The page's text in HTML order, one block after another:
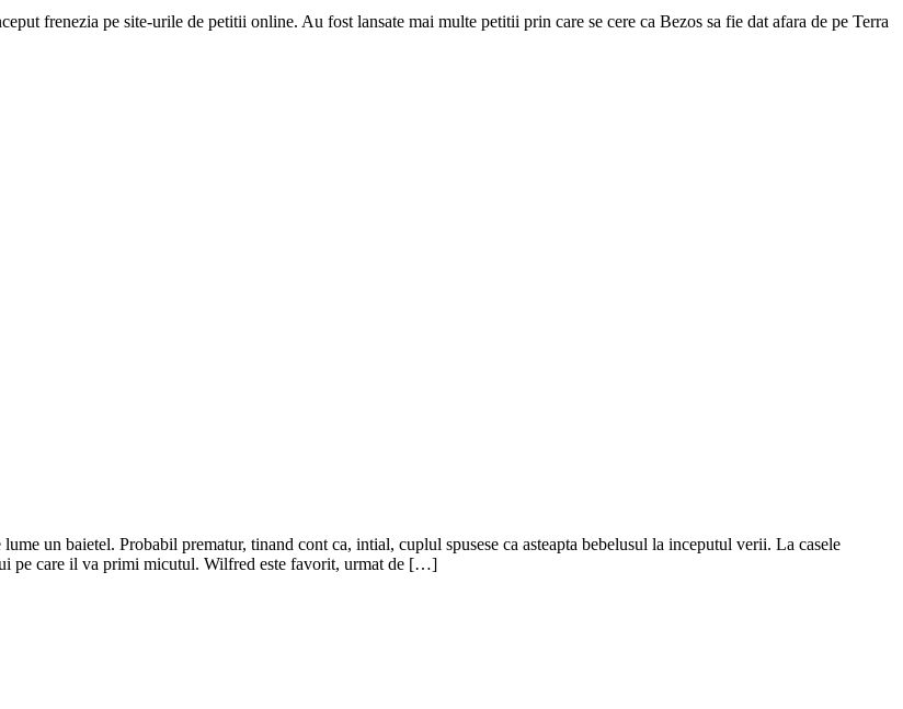
frenezia pe site-urile de petitii online. Au fost lansate mai multe petitii prin care se cere ca Bezos sa fie dat afara de pe Terra
un baietel. Probabil prematur, tinand cont ca, intial, cuplul spusese ca asteapta bebelusul la inceputul verii. La casele
pe care il va primi micutul. Wilfred este favorit, urmat de […]